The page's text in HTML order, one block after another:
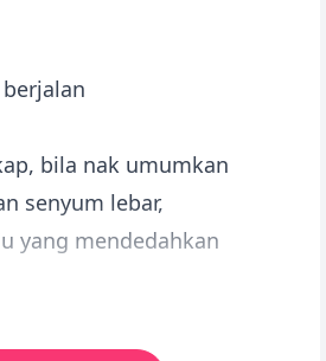
bila nak umumkan
senyum lebar,
yang mendedahkan